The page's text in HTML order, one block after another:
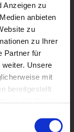
Anzeigen zu
anbieten
zu
zu Ihrer
Partner für
Unsere
mit
bereitgestellt